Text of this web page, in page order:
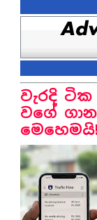
වැරදි
වගේ